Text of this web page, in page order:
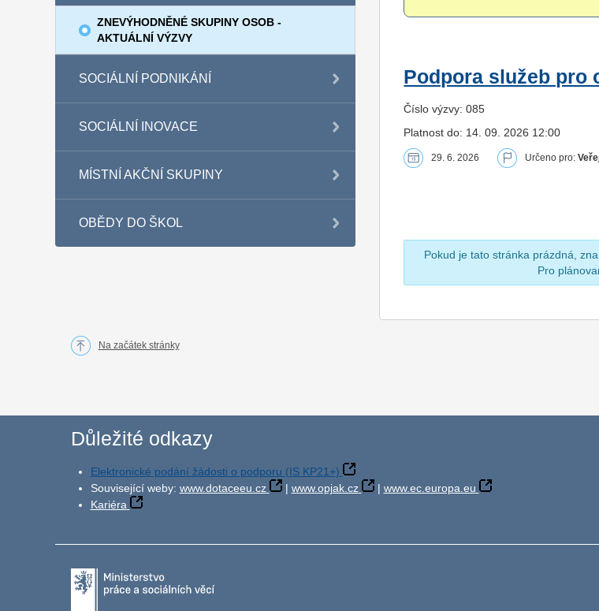
ZNEVÝHODNĚNÉ SKUPINY OSOB -
AKTUÁLNÍ VÝZVY
SOCIÁLNÍ PODNIKÁNÍ
SOCIÁLNÍ INOVACE
MÍSTNÍ AKČNÍ SKUPINY
OBĚDY DO ŠKOL
Podpora služeb pro
Číslo výzvy: 085
Platnost do: 14. 09. 2026 12:00
29. 6. 2026 Určeno pro:
Pokud je tato stránka prázdná,
Pro
Na začátek stránky
Důležité odkazy
Elektronické podání žádosti o podporu (IS KP21+)
Související weby: www.dotaceeu.cz | www.opjak.cz | www.ec.europa.eu
Kariéra